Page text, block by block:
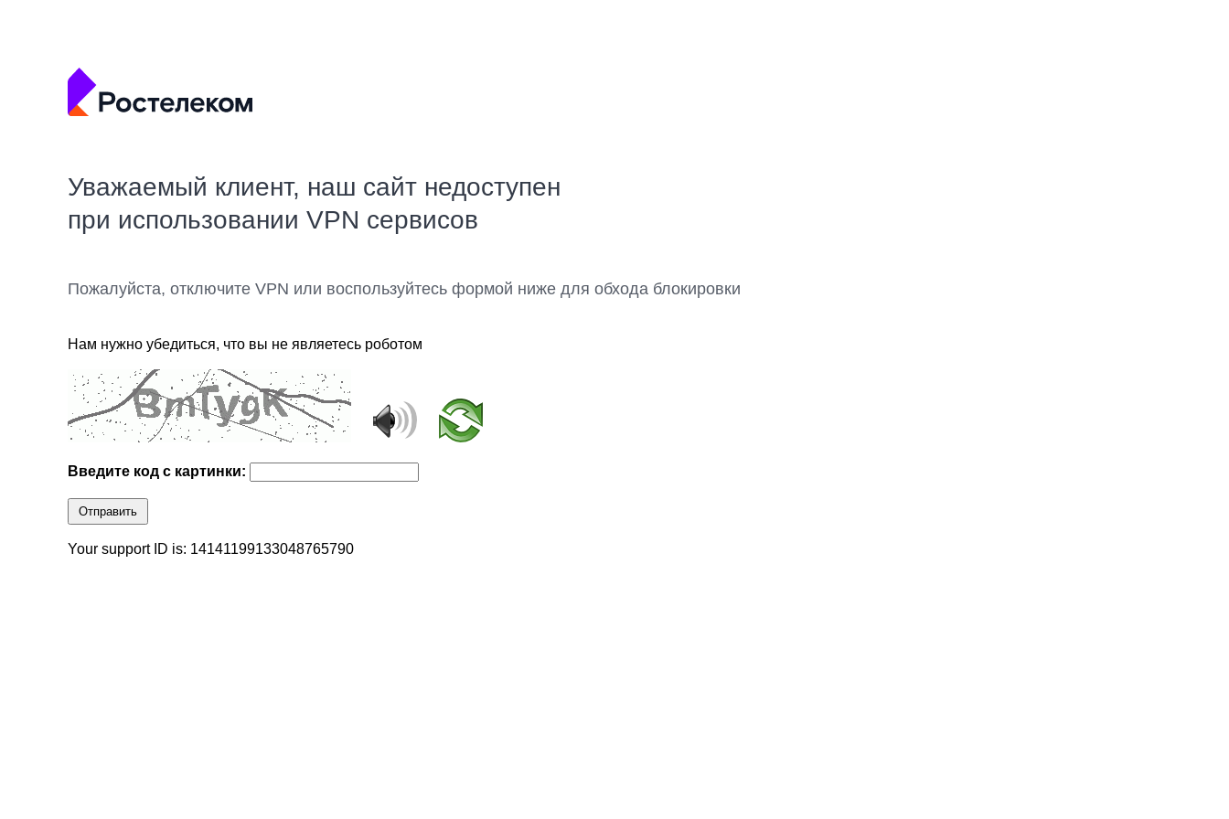
Уважаемый клиент, наш сайт недоступен
при использовании VPN сервисов
Пожалуйста, отключите VPN или воспользуйтесь формой ниже для обхода блокировки
Нам нужно убедиться, что вы не являетесь роботом
Введите код с картинки:
Отправить
Your support ID is: 14141199133048765790